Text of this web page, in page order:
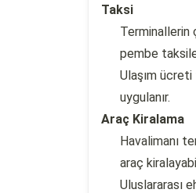
Taksi
Terminallerin
pembe
Ulaşım
uygulanır.
Araç Kiralama
Havalimanı
araç
Uluslararası